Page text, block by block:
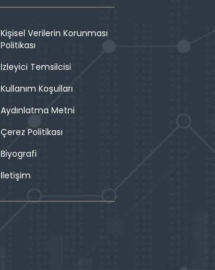
Kişisel Verilerin Korunması
Politikası
İzleyici Temsilcisi
Kullanım Koşulları
Aydınlatma Metni
Çerez Politikası
Biyografi
İletişim